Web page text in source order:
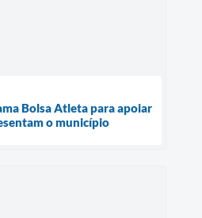
Bolsa Atleta para apoiar
o município